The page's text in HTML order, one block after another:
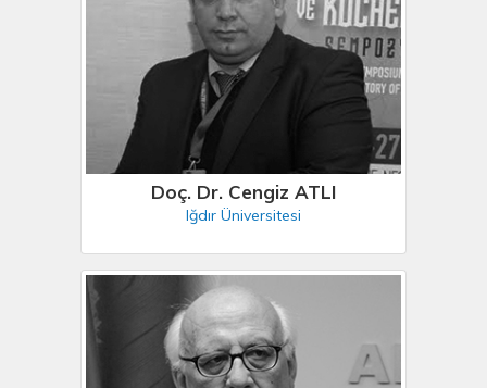
Doç. Dr. Cengiz ATLI
Iğdır Üniversitesi